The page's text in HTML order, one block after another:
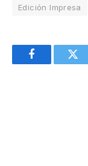
Edición Impresa
Facebook